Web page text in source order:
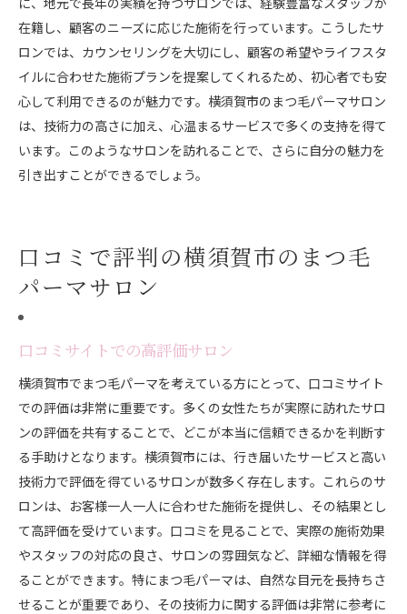
在籍し、顧客のニーズに応じた施術を行っています。こうしたサ
ロンでは、カウンセリングを大切にし、顧客の希望やライフスタ
イルに合わせた施術プランを提案してくれるため、初心者でも安
心して利用できるのが魅力です。横須賀市のまつ毛パーマサロン
は、技術力の高さに加え、心温まるサービスで多くの支持を得て
います。このようなサロンを訪れることで、さらに自分の魅力を
引き出すことができるでしょう。
口コミで評判の横須賀市のまつ毛
パーマサロン
口コミサイトでの高評価サロン
横須賀市でまつ毛パーマを考えている方にとって、口コミサイト
での評価は非常に重要です。多くの女性たちが実際に訪れたサロ
ンの評価を共有することで、どこが本当に信頼できるかを判断す
る手助けとなります。横須賀市には、行き届いたサービスと高い
技術力で評価を得ているサロンが数多く存在します。これらのサ
ロンは、お客様一人一人に合わせた施術を提供し、その結果とし
て高評価を受けています。口コミを見ることで、実際の施術効果
やスタッフの対応の良さ、サロンの雰囲気など、詳細な情報を得
ることができます。特にまつ毛パーマは、自然な目元を長持ちさ
せることが重要であり、その技術力に関する評価は非常に参考に